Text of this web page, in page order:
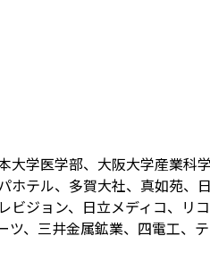
学医学部、大阪大学産業科
ホテル、多賀大社、真如苑
ビジョン、日立メディコ、
ツ、三井金属鉱業、四電工